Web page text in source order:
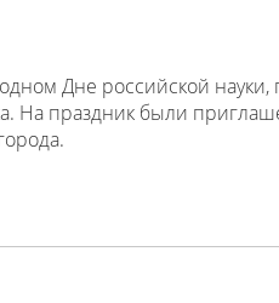
Дне российской
На праздник были